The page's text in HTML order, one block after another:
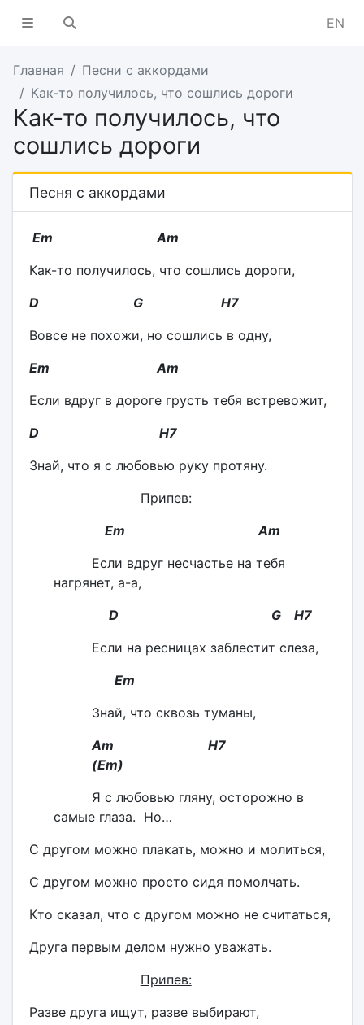
EN
Главная
Песни с аккордами
Как-то получилось, что сошлись дороги
Как-то получилось, что
сошлись дороги
Песня с аккордами
Em Am
Как-то получилось, что сошлись дороги,
D G H7
Вовсе не похожи, но сошлись в одну,
Em Am
Если вдруг в дороге грусть тебя встревожит,
D H7
Знай, что я с любовью руку протяну.
Припев:
Em Am
Если вдруг несчастье на тебя
нагрянет, а-а,
D G Н7
Если на ресницах заблестит слеза,
Em
Знай, что сквозь туманы,
Am H7
(Em)
Я с любовью гляну, осторожно в
самые глаза. Но…
С другом можно плакать, можно и молиться,
С другом можно просто сидя помолчать.
Кто сказал, что с другом можно не считаться,
Друга первым делом нужно уважать.
Припев:
Разве друга ищут, разве выбирают,